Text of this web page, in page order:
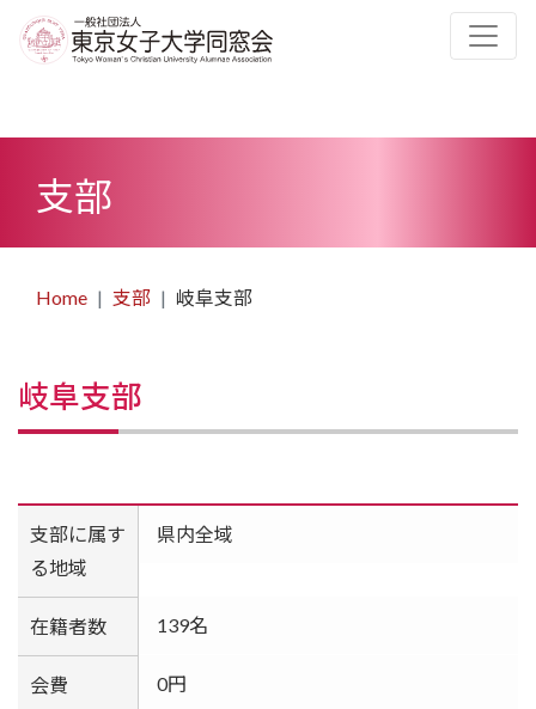
支部
Home 支部 岐阜支部
岐阜支部
支部に属す
る地域
県内全域
在籍者数 139名
会費 0円